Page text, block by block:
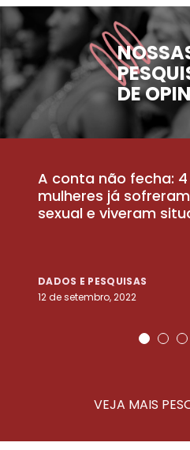
DE
A conta não fecha:
mulheres já
sexual e viveram
DADOS E PESQUISAS
12 de setembro, 2022
VEJA MAIS